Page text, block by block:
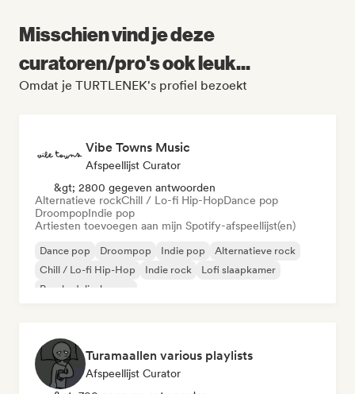
Misschien vind je deze
curatoren/pro's ook leuk...
Omdat je TURTLENEK's profiel bezoekt
Vibe Towns Music
Afspeellijst Curator
&gt; 2800 gegeven antwoorden
Alternatieve rockChill / Lo-fi Hip-HopDance pop
DroompopIndie pop
Artiesten toevoegen aan mijn Spotify-afspeellijst(en)
Dance pop Droompop Indie pop
Alternatieve rock
Chill / Lo-fi Hip-Hop
Indie rock
Lofi slaapkamer
Psychedelische pop
Turamaallen various playlists
Afspeellijst Curator